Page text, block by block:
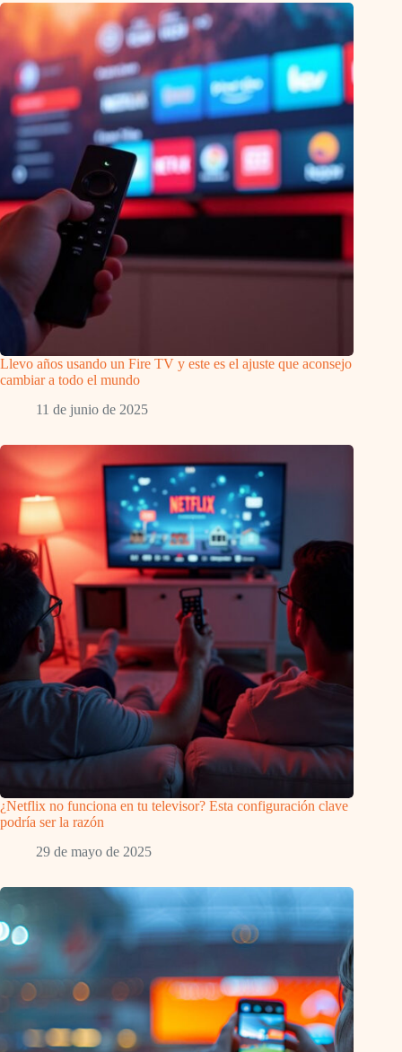
Llevo años usando un Fire TV y este es el ajuste que aconsejo
cambiar a todo el mundo
11 de junio de 2025
¿Netflix no funciona en tu televisor? Esta configuración clave
podría ser la razón
29 de mayo de 2025